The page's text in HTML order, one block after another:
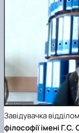
Завідувачка відділом
філософії імені